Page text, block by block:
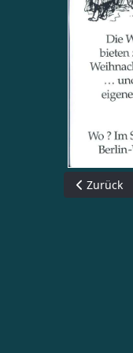
Publikationen
Zurück